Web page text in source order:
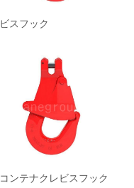
スフック
ンテナクレビスフック